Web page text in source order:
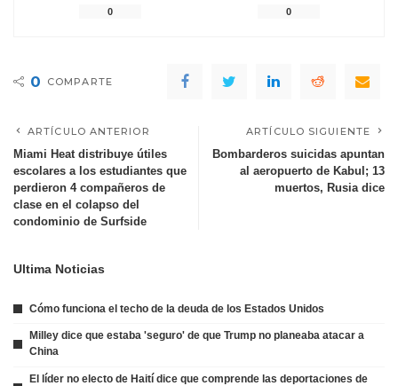
0 0
0 COMPARTE
ARTÍCULO ANTERIOR
Miami Heat distribuye útiles
escolares a los estudiantes que
perdieron 4 compañeros de
clase en el colapso del
condominio de Surfside
ARTÍCULO SIGUIENTE
Bombarderos suicidas apuntan
al aeropuerto de Kabul; 13
muertos, Rusia dice
Ultima Noticias
Cómo funciona el techo de la deuda de los Estados Unidos
Milley dice que estaba 'seguro' de que Trump no planeaba atacar a
China
El líder no electo de Haití dice que comprende las deportaciones de